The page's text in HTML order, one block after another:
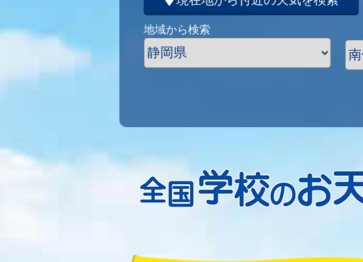
地域から検索